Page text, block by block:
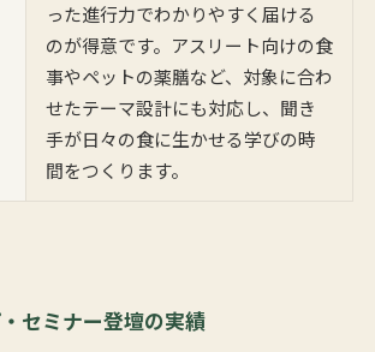
った進行力でわかりやすく届ける
のが得意です。アスリート向けの食
事やペットの薬膳など、対象に合わ
せたテーマ設計にも対応し、聞き
手が日々の食に生かせる学びの時
間をつくります。
セミナー登壇の実績